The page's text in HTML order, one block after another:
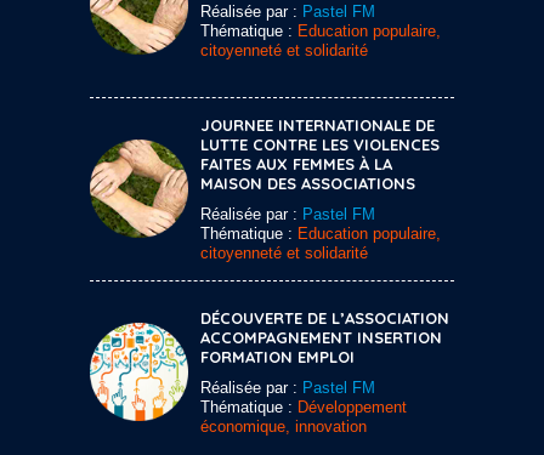
Réalisée par : Pastel FM
Thématique : Education populaire,
citoyenneté et solidarité
JOURNEE INTERNATIONALE DE
LUTTE CONTRE LES VIOLENCES
FAITES AUX FEMMES À LA
MAISON DES ASSOCIATIONS
Réalisée par : Pastel FM
Thématique : Education populaire,
citoyenneté et solidarité
DÉCOUVERTE DE L’ASSOCIATION
ACCOMPAGNEMENT INSERTION
FORMATION EMPLOI
Réalisée par : Pastel FM
Thématique : Développement
économique, innovation